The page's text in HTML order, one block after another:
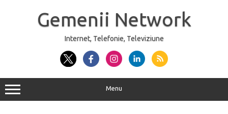
Gemenii Network
Internet, Telefonie, Televiziune
Menu